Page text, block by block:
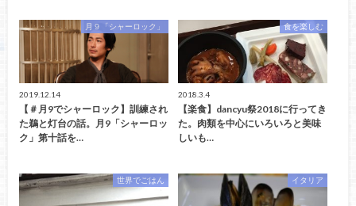
月９「シャーロック」
2019.12.14
【＃月9でシャーロック】訓練され
た鵜と灯台の話。月9「シャーロッ
ク」第十話を…
食を楽しむ
2018.3.4
【楽食】dancyu祭2018に行ってき
た。肉類を中心にいろいろと美味
しいも…
世界でごはん イタリア